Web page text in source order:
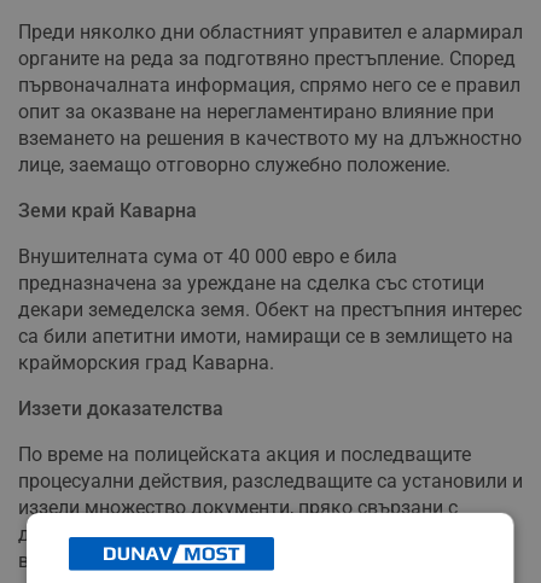
Преди няколко дни областният управител е алармирал
органите на реда за подготвяно престъпление. Според
първоначалната информация, спрямо него се е правил
опит за оказване на нерегламентирано влияние при
вземането на решения в качеството му на длъжностно
лице, заемащо отговорно служебно положение.
Земи край Каварна
Внушителната сума от 40 000 евро е била
предназначена за уреждане на сделка със стотици
декари земеделска земя. Обект на престъпния интерес
са били апетитни имоти, намиращи се в землището на
крайморския град Каварна.
Иззети доказателства
По време на полицейската акция и последващите
процесуални действия, разследващите са установили и
иззели множество документи, пряко свързани с
деянието. Парите от подкупа също са приобщени като
веществено доказателство към материалите по